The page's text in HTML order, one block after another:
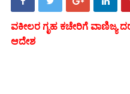
ವಕೀಲರ ಗೃಹ ಕಚೇರಿಗೆ ವಾಣಿಜ್ಯ
ಆದೇಶ